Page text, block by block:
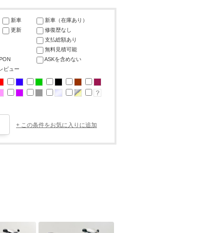
新車
新車（在庫あり）
更新
修復歴なし
支払総額あり
無料見積可能
ASKを含めない
ビュー
+ この条件をお気に入りに追加